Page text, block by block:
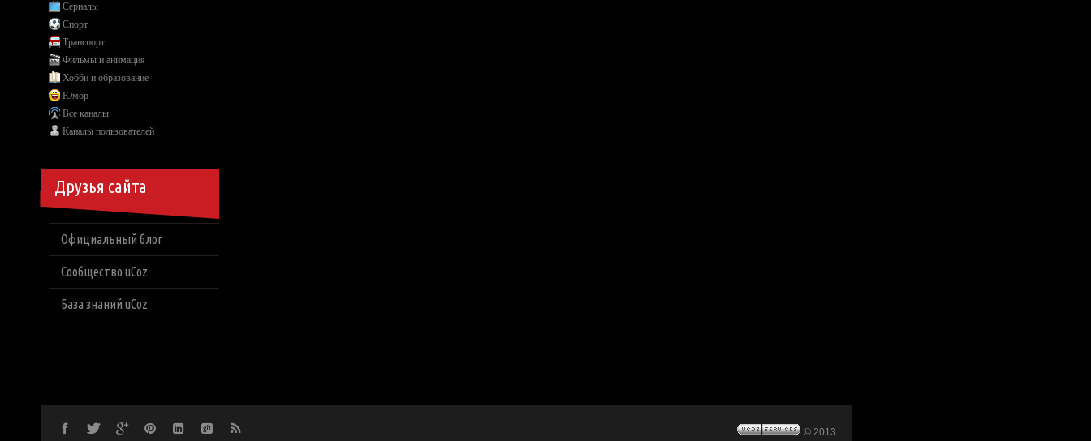
Сериалы
Спорт
Транспорт
Фильмы и анимация
Хобби и образование
Юмор
Все каналы
Каналы пользователей
Друзья сайта
Официальный блог
Сообщество uCoz
База знаний uCoz
© 2013